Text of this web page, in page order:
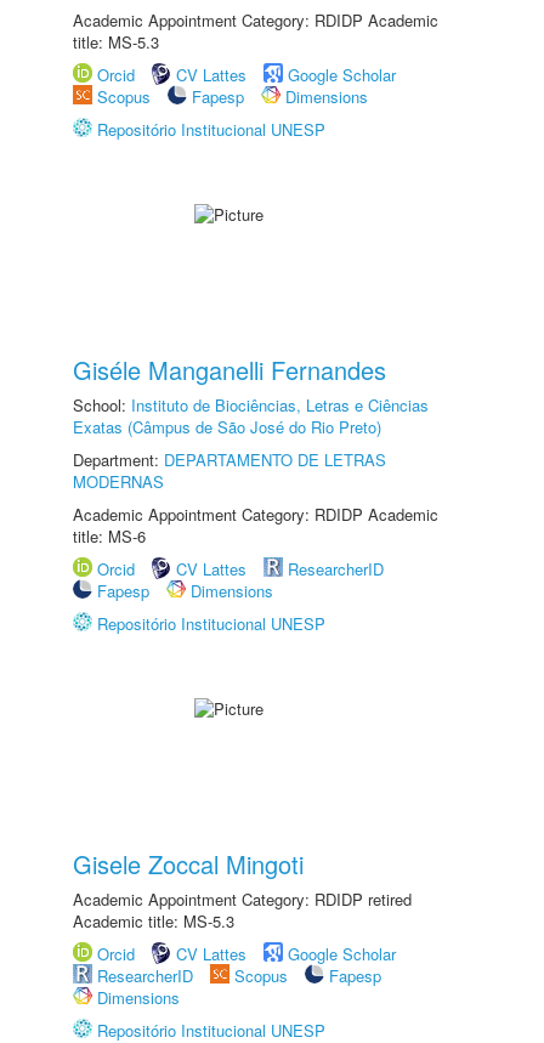
Academic Appointment Category: RDIDP Academic
title: MS-5.3
Orcid
CV Lattes
Google Scholar
Scopus
Fapesp
Dimensions
Repositório Institucional UNESP
Giséle Manganelli Fernandes
School: Instituto de Biociências, Letras e Ciências
Exatas (Câmpus de São José do Rio Preto)
Department: DEPARTAMENTO DE LETRAS
MODERNAS
Academic Appointment Category: RDIDP Academic
title: MS-6
Orcid
CV Lattes
ResearcherID
Fapesp
Dimensions
Repositório Institucional UNESP
Gisele Zoccal Mingoti
Academic Appointment Category: RDIDP retired
Academic title: MS-5.3
Orcid
CV Lattes
Google Scholar
ResearcherID
Scopus
Fapesp
Dimensions
Repositório Institucional UNESP